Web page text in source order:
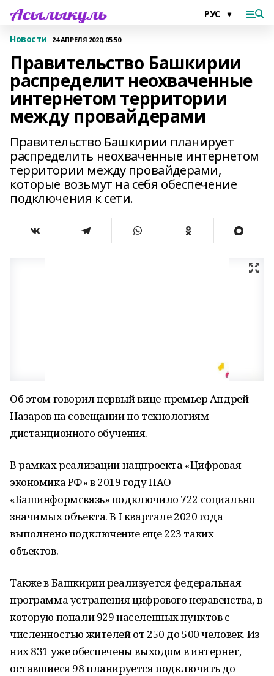
Новости 24 АПРЕЛЯ 2020, 05:50
Правительство Башкирии
распределит неохваченные
интернетом территории
между провайдерами
Правительство Башкирии планирует
распределить неохваченные интернетом
территории между провайдерами,
которые возьмут на себя обеспечение
подключения к сети.
Об этом говорил первый вице-премьер Андрей
Назаров на совещании по технологиям
дистанционного обучения.
В рамках реализации нацпроекта «Цифровая
экономика РФ» в 2019 году ПАО
«Башинформсвязь» подключило 722 социально
значимых объекта. В I квартале 2020 года
выполнено подключение еще 223 таких
объектов.
Также в Башкирии реализуется федеральная
программа устранения цифрового неравенства, в
которую попали 929 населенных пунктов с
численностью жителей от 250 до 500 человек. Из
них 831 уже обеспечены выходом в интернет,
оставшиеся 98 планируется подключить до